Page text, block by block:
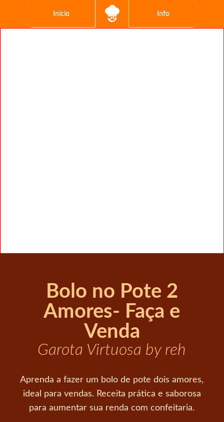
Início Info
Bolo no Pote 2
Amores- Faça e
Venda
Garota Virtuosa by reh
Aprenda a fazer um bolo de pote dois amores,
ideal para vendas. Receita prática e saborosa
para aumentar sua renda com confeitaria.